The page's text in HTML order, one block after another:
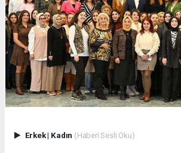
Erkek| Kadın (Haberi Sesli Oku)